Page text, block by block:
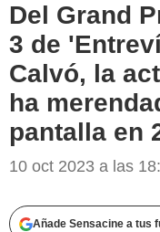
Del Grand
3 de
Calvó, la
ha
pantalla en
10 oct 2023 a las
Añade Sensacine a tus